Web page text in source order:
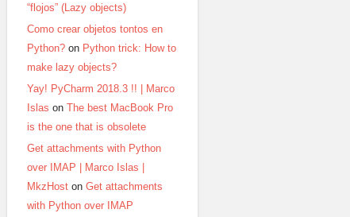
“flojos” (Lazy objects)
Como crear objetos tontos en
Python? on Python trick: How to
make lazy objects?
Yay! PyCharm 2018.3 !! | Marco
Islas on The best MacBook Pro
is the one that is obsolete
Get attachments with Python
over IMAP | Marco Islas |
MkzHost on Get attachments
with Python over IMAP